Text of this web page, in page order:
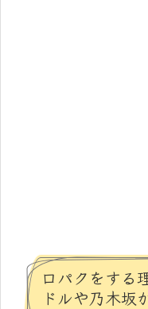
口パクをする
ドルや乃木坂